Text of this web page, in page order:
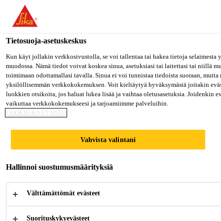
Olet menossa "Sika Finland", näyttää, että olet "Yhdysvallat".
oman maasi sivulle.
MENE SIKA USA
Sika Finland
Sika® MultiSeal
Itsekiinnittyvä bitumitiivisteteippi
Sika® MultiSeal on itsekiinnityvä bitumipohjainen
Nopea ja helppo asentaa
Tietosuoja-asetuskeskus
Kun käyt jollakin verkkosivustolla, se voi tallentaa tai hakea tietoja selaimesta
muodossa. Nämä tiedot voivat koskea sinua, asetuksiasi tai laitettasi tai niillä
toimimaan odottamallasi tavalla. Sinua ei voi tunnistaa tiedoista suoraan,
yksilöllisemmän verkkokokemuksen. Voit kieltäytyä hyväksymästä joitakin
luokkien otsikoita, jos haluat lukea lisää ja vaihtaa oletusasetuksia. Joidenkin
vaikuttaa verkkokokemukseesi ja tarjoamiimme palveluihin.
COOKIE-KÄYTÄNTÖ
Vahvista valintani
Hallinnoi suostumusmäärityksiä
Välttämättömät evästeet
Suorituskykyevästeet